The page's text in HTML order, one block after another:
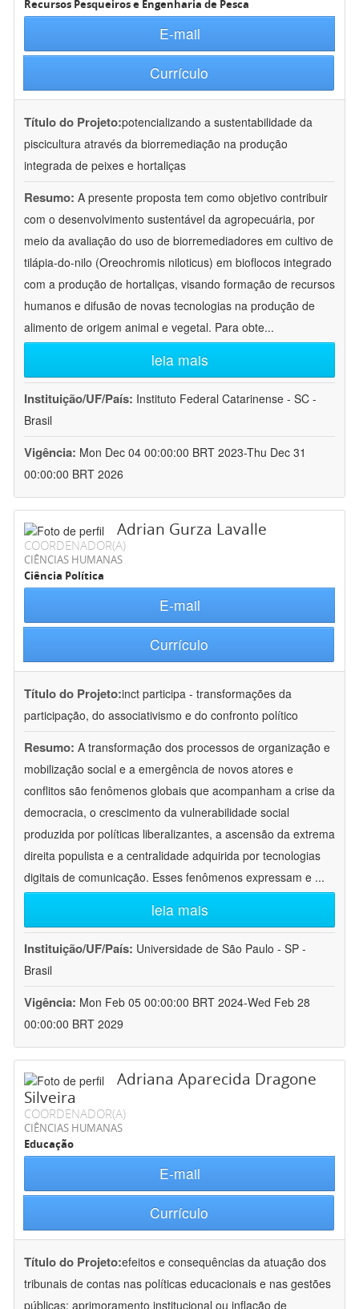
Recursos Pesqueiros e Engenharia de Pesca
E-mail
Currículo
Título do Projeto:potencializando a sustentabilidade da
piscicultura através da biorremediação na produção
integrada de peixes e hortaliças
Resumo: A presente proposta tem como objetivo contribuir
com o desenvolvimento sustentável da agropecuária, por
meio da avaliação do uso de biorremediadores em cultivo de
tilápia-do-nilo (Oreochromis niloticus) em bioflocos integrado
com a produção de hortaliças, visando formação de recursos
humanos e difusão de novas tecnologias na produção de
alimento de origem animal e vegetal. Para obte...
leia mais
Instituição/UF/País: Instituto Federal Catarinense - SC -
Brasil
Vigência: Mon Dec 04 00:00:00 BRT 2023-Thu Dec 31
00:00:00 BRT 2026
Adrian Gurza Lavalle
COORDENADOR(A)
CIÊNCIAS HUMANAS
Ciência Política
E-mail
Currículo
Título do Projeto:inct participa - transformações da
participação, do associativismo e do confronto político
Resumo: A transformação dos processos de organização e
mobilização social e a emergência de novos atores e
conflitos são fenômenos globais que acompanham a crise da
democracia, o crescimento da vulnerabilidade social
produzida por políticas liberalizantes, a ascensão da extrema
direita populista e a centralidade adquirida por tecnologias
digitais de comunicação. Esses fenômenos expressam e ...
leia mais
Instituição/UF/País: Universidade de São Paulo - SP -
Brasil
Vigência: Mon Feb 05 00:00:00 BRT 2024-Wed Feb 28
00:00:00 BRT 2029
Adriana Aparecida Dragone
Silveira
COORDENADOR(A)
CIÊNCIAS HUMANAS
Educação
E-mail
Currículo
Título do Projeto:efeitos e consequências da atuação dos
tribunais de contas nas políticas educacionais e nas gestões
públicas: aprimoramento institucional ou inflação de